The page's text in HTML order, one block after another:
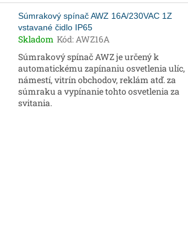
Súmrakový spínač AWZ 16A/230VAC 1Z
vstavané čidlo IP65
Skladom Kód: AWZ16A
Súmrakový spínač AWZ je určený k
automatickému zapínaniu osvetlenia ulíc,
námestí, vitrín obchodov, reklám atď. za
súmraku a vypínanie tohto osvetlenia za
svitania.